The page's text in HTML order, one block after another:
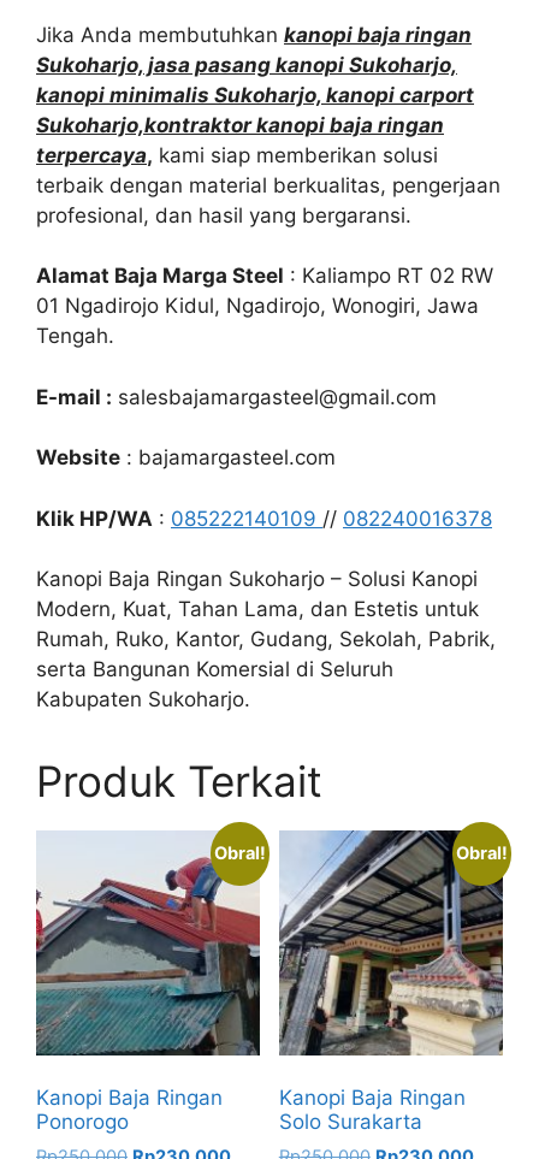
Jika Anda membutuhkan kanopi baja ringan
Sukoharjo, jasa pasang kanopi Sukoharjo,
kanopi minimalis Sukoharjo, kanopi carport
Sukoharjo,kontraktor kanopi baja ringan
terpercaya, kami siap memberikan solusi
terbaik dengan material berkualitas, pengerjaan
profesional, dan hasil yang bergaransi.
Alamat Baja Marga Steel : Kaliampo RT 02 RW
01 Ngadirojo Kidul, Ngadirojo, Wonogiri, Jawa
Tengah.
E-mail : salesbajamargasteel@gmail.com
Website : bajamargasteel.com
Klik HP/WA : 085222140109 // 082240016378
Kanopi Baja Ringan Sukoharjo – Solusi Kanopi
Modern, Kuat, Tahan Lama, dan Estetis untuk
Rumah, Ruko, Kantor, Gudang, Sekolah, Pabrik,
serta Bangunan Komersial di Seluruh
Kabupaten Sukoharjo.
Produk Terkait
Obral!
Kanopi Baja Ringan
Ponorogo
Obral!
Kanopi Baja Ringan
Solo Surakarta